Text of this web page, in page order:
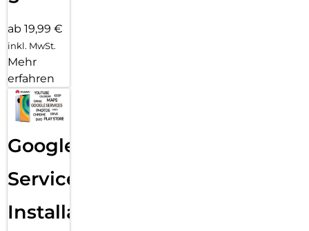
ab 19,99 €
inkl. MwSt.
Mehr
erfahren
Google
Services
Installation